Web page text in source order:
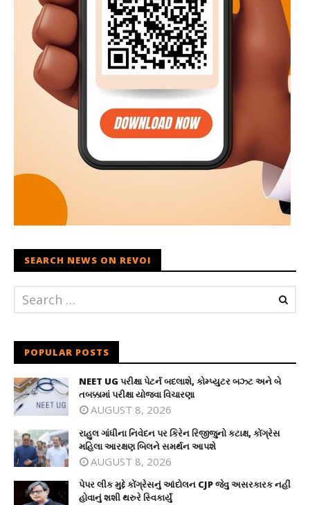
SEARCH NEWS ON REVOI
POPULAR POSTS
NEET UG પરીક્ષા પેટર્ન બદલાશે, કોમ્પ્યુટર બઝ્ટ અને બે
તબક્કામાં પરીક્ષા યોજવા વિચારણા
AUGUST 8, 2026
રાહુલ ગાંધીના નિવેદન પર કિરેન રિજીજુનો કટાક્ષ, કોંગ્રેસ
મહિલા આરક્ષણ બિલને સમર્થન આપશે
AUGUST 8, 2026
પેપર લીક મુદ્દે કોંગ્રેસનું આંદોલન CJP જેવુ અસરકારક નહીં
હોવાનું શશી થરુરે સ્વિકાર્યું